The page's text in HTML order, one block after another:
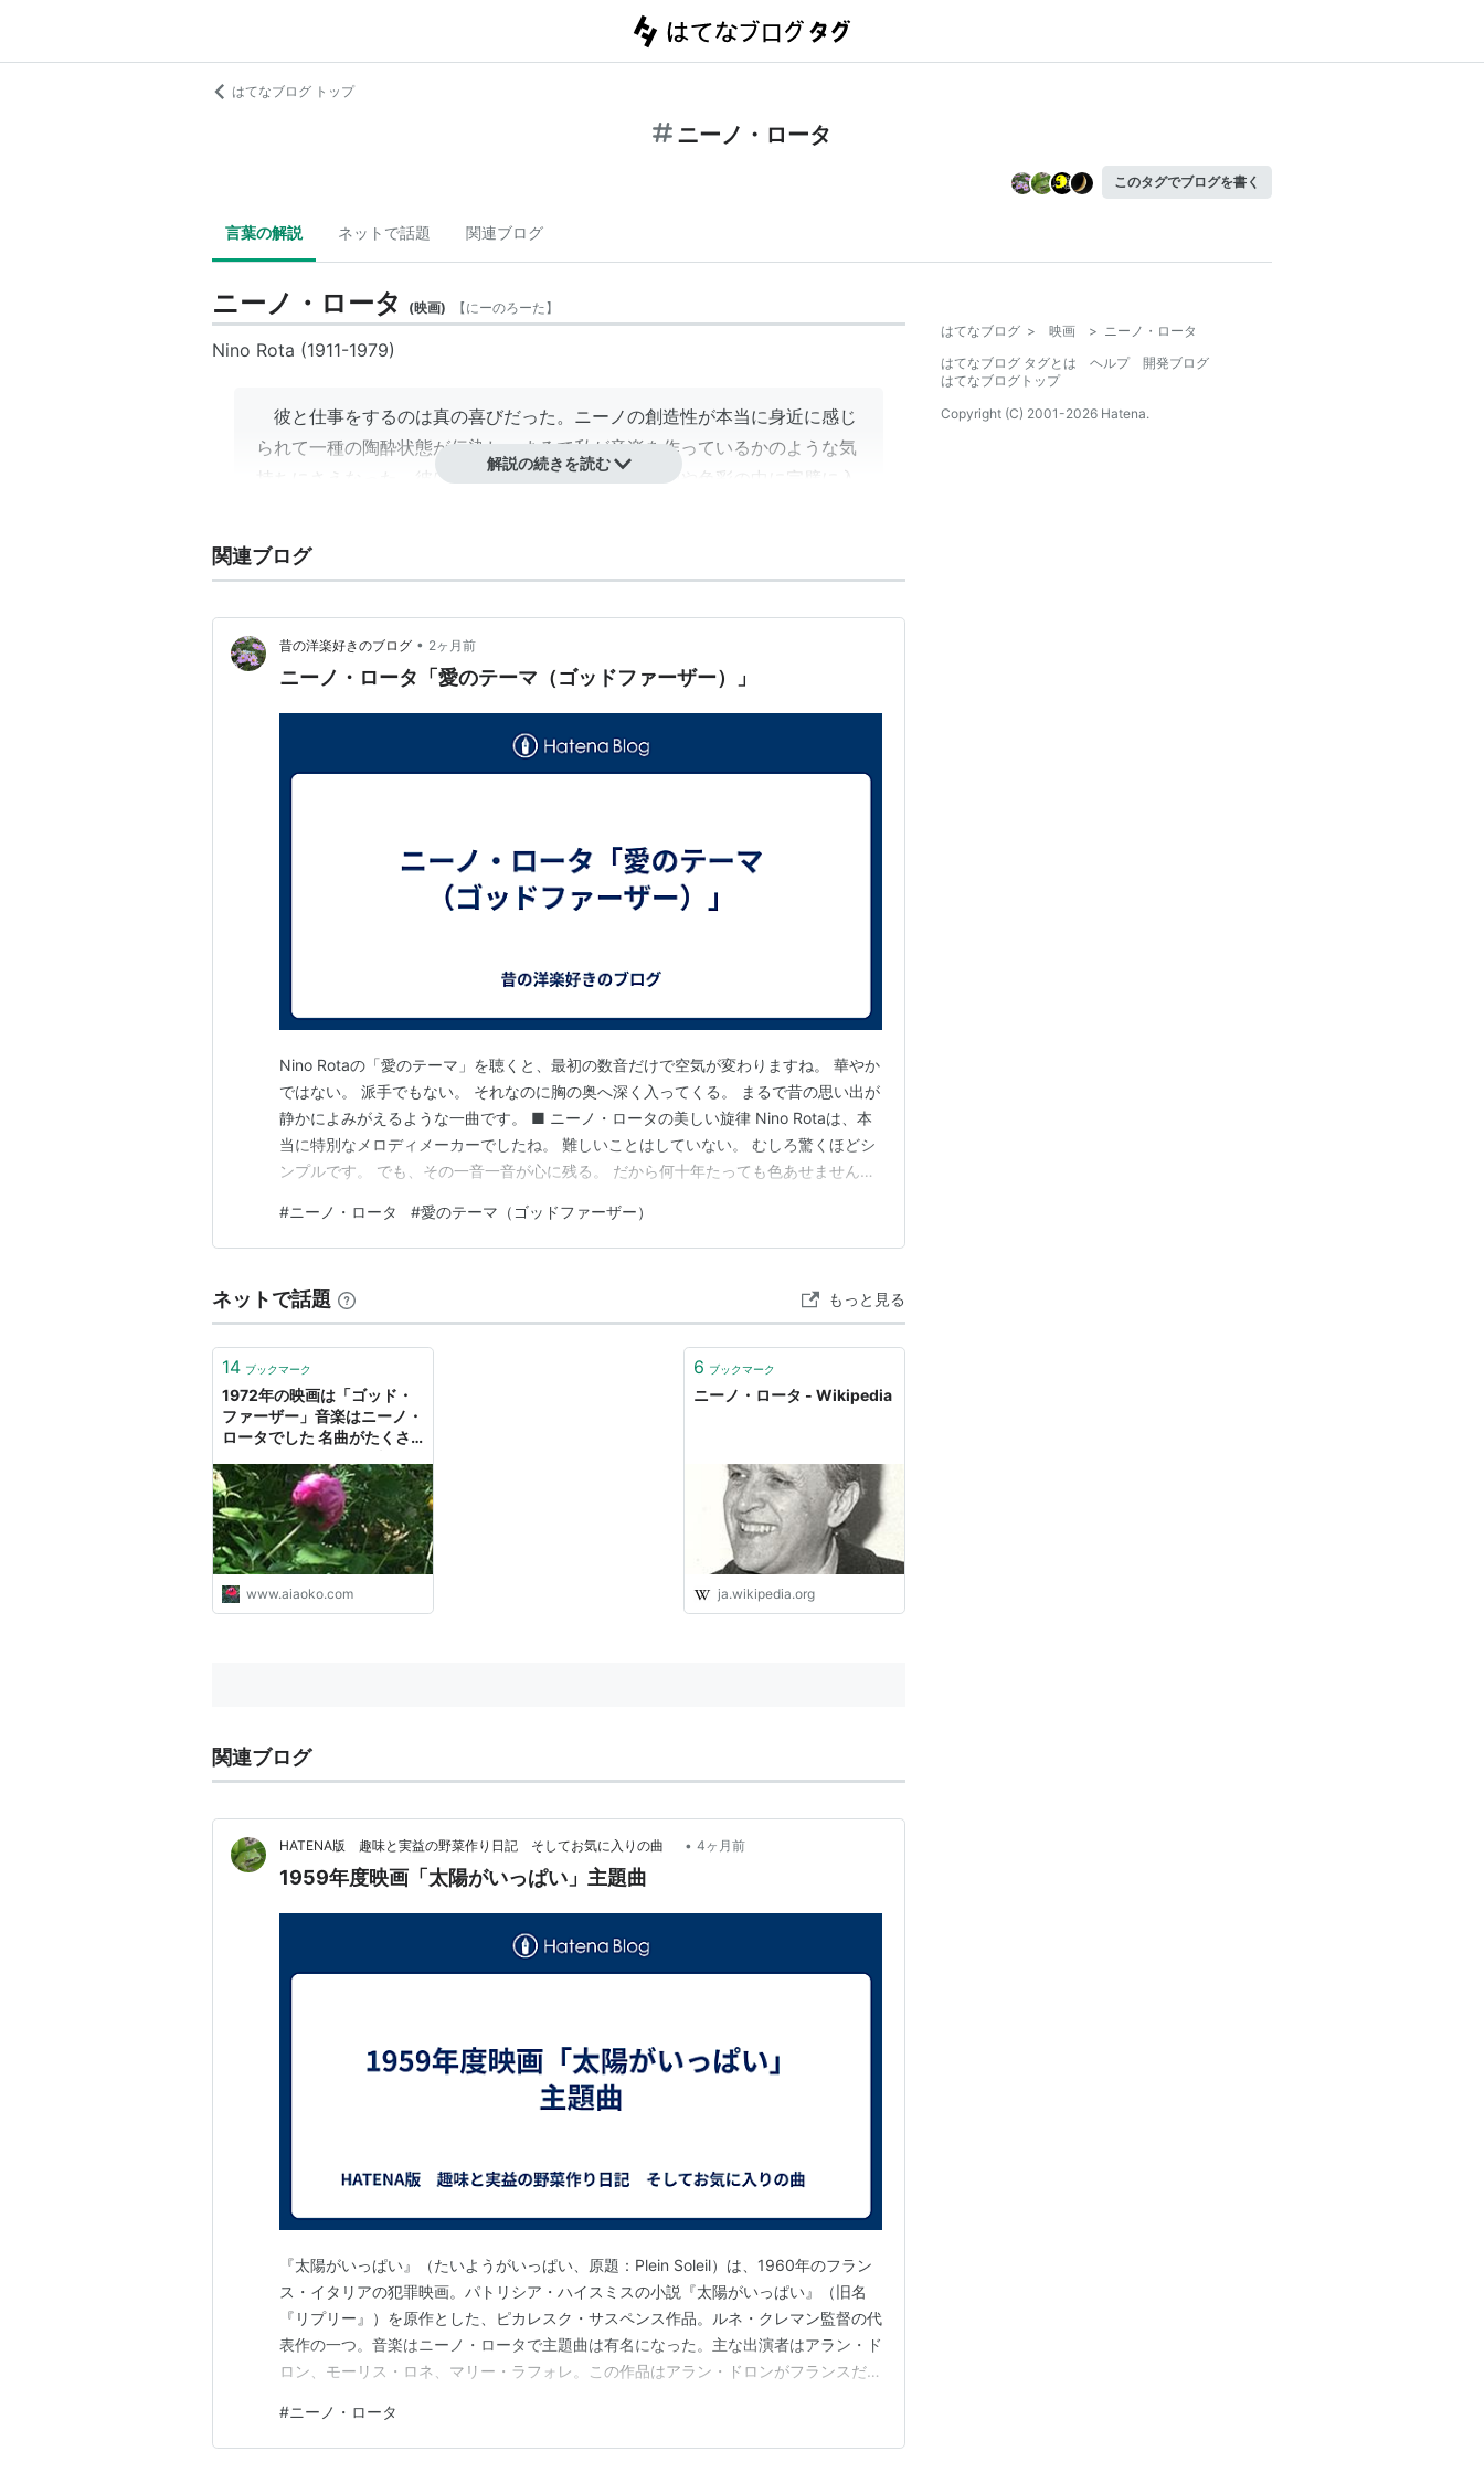
はてなブログ トップ
ニーノ・ロータ
このタグでブログを書く
言葉の解説 ネットで話題 関連ブログ
ニーノ・ロータ (映画) 【にーのろーた】
Nino Rota (1911-1979)
彼と仕事をするのは真の喜びだった。ニーノの創造性が本当に身近に感じ
られて一種の陶酔状態が伝染し、まるで私が音楽を作っているかのような気
持ちにさえなった。彼は私の映画の雰囲気や登場人物や色彩の中に完璧に入
指の現代作曲家の一人であった。彼は完全なる作曲家だった。（
ニ ）
フィルモグラフィ
『白い酋長』（1952）から、『オーケストラ・リハーサル』（1979）まで全てのフェ
リーニ作品の音楽を担当。
1959 『太陽がいっぱい』--ルネ・クレマン
1960 『若者のすべて』--ルキノ・ヴィスコンティ
1967 『じゃじゃ馬ならし』--フランコ・ゼッフィレッリ
1968 『ロミオとジュリエット』--フランコ・ゼッフィレッリ
ASIN:B000063KZ1）
・・『陽は沈み 陽は昇る』（1973）という日活の映画にも参加してるようです。
amazon:ニーノ・ロータ
amazon:Nino Rota
解説の続きを読む
関連ブログ
昔の洋楽好きのブログ • 2ヶ月前
ニーノ・ロータ「愛のテーマ（ゴッドファーザー）」
Nino Rotaの「愛のテーマ」を聴くと、最初の数音だけで空気が変わりますね。 華やか
ではない。 派手でもない。 それなのに胸の奥へ深く入ってくる。 まるで昔の思い出が
静かによみがえるような一曲です。 ■ ニーノ・ロータの美しい旋律 Nino Rotaは、本
当に特別なメロディメーカーでしたね。 難しいことはしていない。 むしろ驚くほどシ
ンプルです。 でも、その一音一音が心に残る。 だから何十年たっても色あせません。
映画を知らなくても感動できますね。 それは単なる映画音楽ではなく、一つの独立し
た音…
#ニーノ・ロータ #愛のテーマ（ゴッドファーザー）
ネットで話題 もっと見る
14 ブックマーク
1972年の映画は「ゴッド・
ファーザー」音楽はニーノ・
ロータでした 名曲がたくさ
感じる「懐かしい曲」と「思
い出」と「終活」
www.aiaoko.com
6 ブックマーク
ニーノ・ロータ - Wikipedia
ja.wikipedia.org
関連ブログ
HATENA版 趣味と実益の野菜作り日記 そしてお気に入りの曲 • 4ヶ月前
1959年度映画「太陽がいっぱい」主題曲
『太陽がいっぱい』（たいようがいっぱい、原題：Plein Soleil）は、1960年のフラン
ス・イタリアの犯罪映画。パトリシア・ハイスミスの小説『太陽がいっぱい』（旧名
『リプリー』）を原作とした、ピカレスク・サスペンス作品。ルネ・クレマン監督の代
表作の一つ。音楽はニーノ・ロータで主題曲は有名になった。主な出演者はアラン・ド
ロン、モーリス・ロネ、マリー・ラフォレ。この作品はアラン・ドロンがフランスだけ
からきました ランキング参加中【公式】2025年開設ブログ ランキング参加中【公式】
はてなブログ初心者のグループ
#ニーノ・ロータ
はてなブログ > 映画 > ニーノ・ロータ
はてなブログ タグとは
ヘルプ
開発ブログ
はてなブログトップ
Copyright (C) 2001-2026 Hatena.